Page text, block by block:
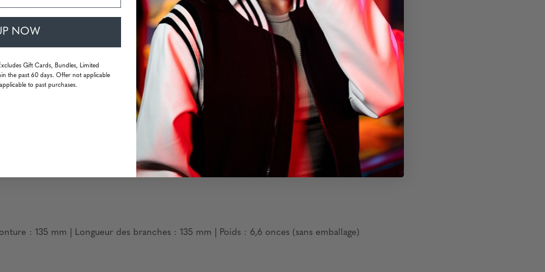
premium
aux traces et oléophobe
: 135 mm | Longueur des branches : 135 mm | Poids : 6,6 onces (sans emballage)
NOW
Gift Cards, Bundles, Limited
the past 60 days. Offer not applicable
to past purchases.